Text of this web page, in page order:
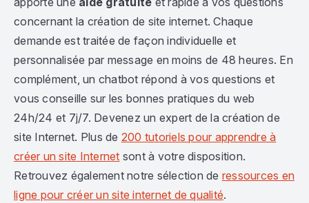
concernant la création de site internet. Chaque
demande est traitée de façon individuelle et
personnalisée par message en moins de 48 heures. En
complément, un chatbot répond à vos questions et
vous conseille sur les bonnes pratiques du web
24h/24 et 7j/7. Devenez un expert de la création de
site Internet. Plus de 200 tutoriels pour apprendre à
créer un site Internet sont à votre disposition.
Retrouvez également notre sélection de ressources en
ligne pour créer un site internet de qualité.